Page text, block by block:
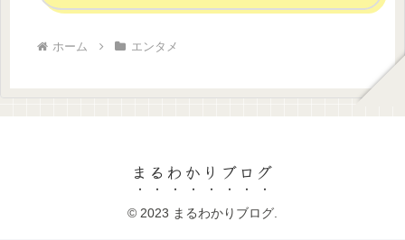
ホーム エンタメ
まるわかりブログ
© 2023 まるわかりブログ.